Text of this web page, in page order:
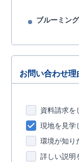
ブルーミン
お問い合わせ理
資料請求を
現地を見学
環境が知り
詳しい説明